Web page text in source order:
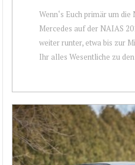
Wenn‘s Euch primär um
Mercedes auf der NAIAS
weiter runter, etwa bis zur
Ihr alles Wesentliche zu den